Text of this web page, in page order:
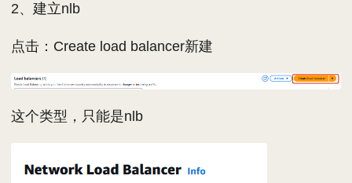
2、建立nlb
点击：Create load balancer新建
这个类型，只能是nlb